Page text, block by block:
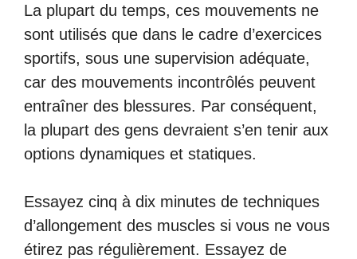
La plupart du temps, ces mouvements ne
sont utilisés que dans le cadre d’exercices
sportifs, sous une supervision adéquate,
car des mouvements incontrôlés peuvent
entraîner des blessures. Par conséquent,
la plupart des gens devraient s’en tenir aux
options dynamiques et statiques.
Essayez cinq à dix minutes de techniques
d’allongement des muscles si vous ne vous
étirez pas régulièrement. Essayez de